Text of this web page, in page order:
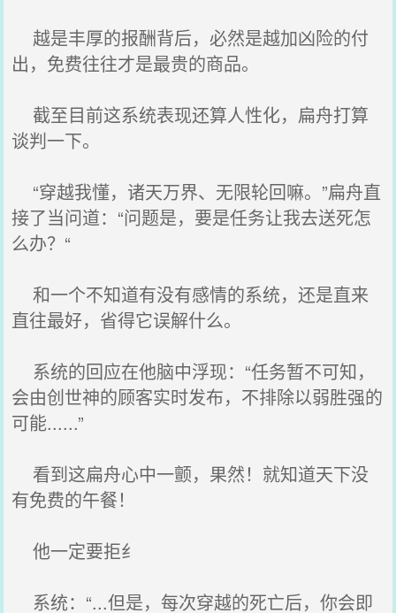
越是丰厚的报酬背后，必然是越加凶险的付
出，免费往往才是最贵的商品。
截至目前这系统表现还算人性化，扁舟打算
谈判一下。
“穿越我懂，诸天万界、无限轮回嘛。”扁舟直
接了当问道：“问题是，要是任务让我去送死怎
么办？“
和一个不知道有没有感情的系统，还是直来
直往最好，省得它误解什么。
系统的回应在他脑中浮现：“任务暂不可知，
会由创世神的顾客实时发布，不排除以弱胜强的
可能......”
看到这扁舟心中一颤，果然！就知道天下没
有免费的午餐！
他一定要拒纟
系统：“...但是，每次穿越的死亡后，你会即